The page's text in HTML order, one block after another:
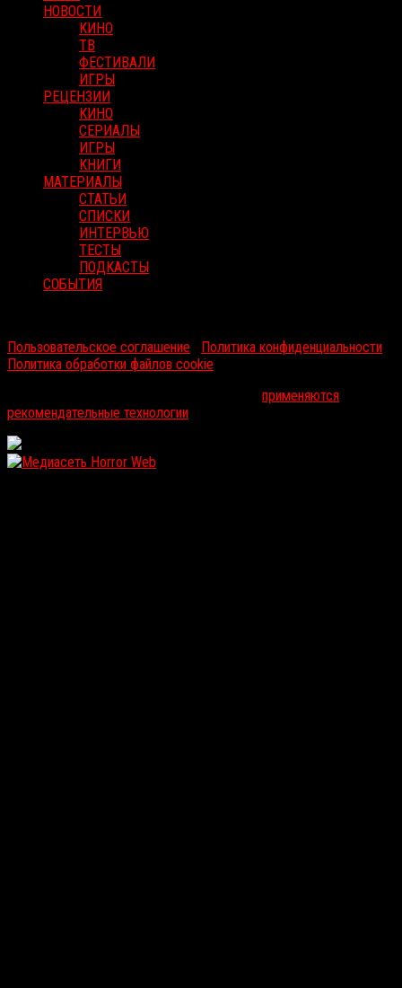
НОВОСТИ
КИНО
ТВ
ФЕСТИВАЛИ
ИГРЫ
РЕЦЕНЗИИ
КИНО
СЕРИАЛЫ
ИГРЫ
КНИГИ
МАТЕРИАЛЫ
СТАТЬИ
СПИСКИ
ИНТЕРВЬЮ
ТЕСТЫ
ПОДКАСТЫ
СОБЫТИЯ
Пользовательское соглашение
Политика конфиденциальности
Политика обработки файлов cookie
применяются
рекомендательные технологии